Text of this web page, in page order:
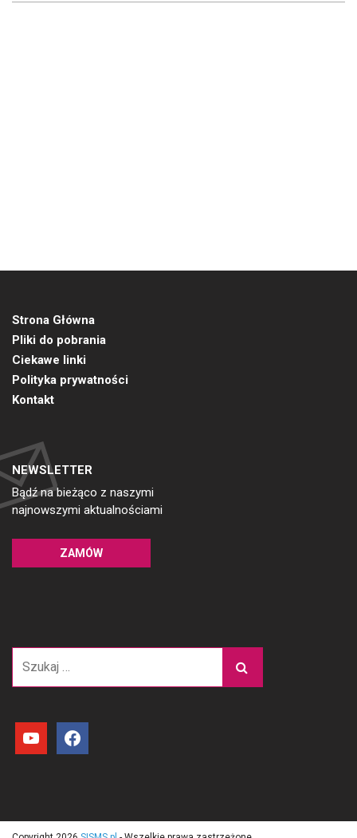
Strona Główna
Pliki do pobrania
Ciekawe linki
Polityka prywatności
Kontakt
NEWSLETTER
Bądź na bieżąco z naszymi
najnowszymi aktualnościami
ZAMÓW
youtube facebook